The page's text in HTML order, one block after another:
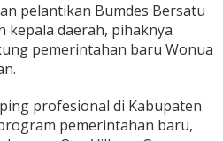
pelantikan Bumdes Bersatu
kepala daerah, pihaknya
pemerintahan baru Wonua
profesional di Kabupaten
pemerintahan baru,